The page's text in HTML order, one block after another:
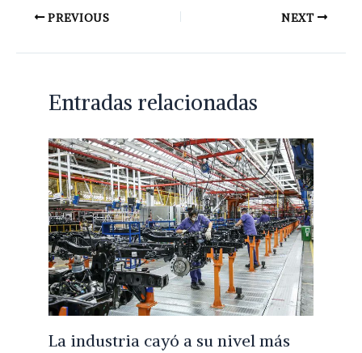
PREVIOUS NEXT
Entradas relacionadas
La industria cayó a su nivel más